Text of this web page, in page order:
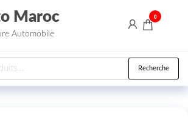
Maroc
Automobile
0
: Recherche